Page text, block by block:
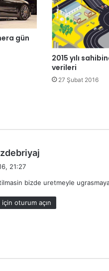
gün
2015 yılı
verileri
27 Şubat 2016
i
k
i
21:27
bizde uretmeyle
için oturum açın